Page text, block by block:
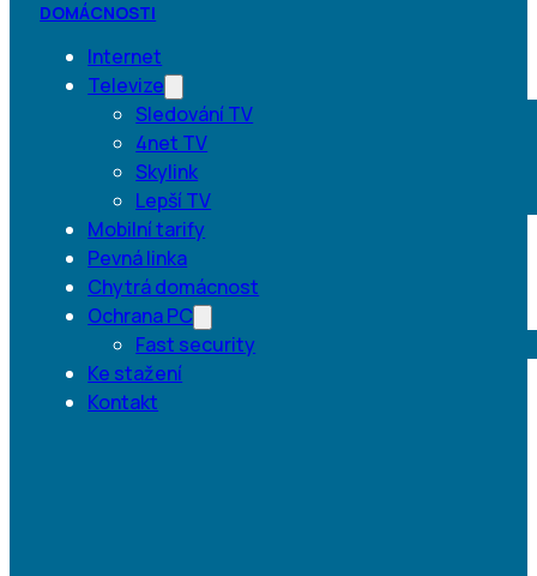
DOMÁCNOSTI
Internet
Televize
Sledování TV
4net TV
Skylink
Lepší TV
Mobilní tarify
Pevná linka
Chytrá domácnost
Ochrana PC
Fast security
Ke stažení
Kontakt